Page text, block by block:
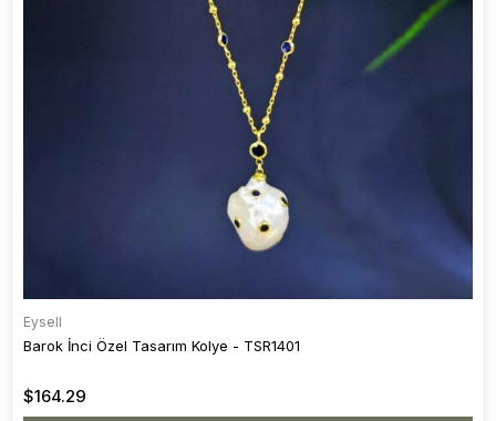
Eysell
Barok İnci Özel Tasarım Kolye - TSR1401
$164.29